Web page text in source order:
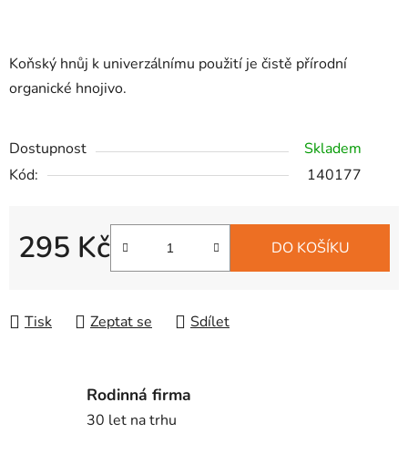
Koňský hnůj k univerzálnímu použití je čistě přírodní
organické hnojivo.
Dostupnost
Skladem
Kód:
140177
295 Kč DO KOŠÍKU
Tisk Zeptat se Sdílet
Rodinná firma
30 let na trhu